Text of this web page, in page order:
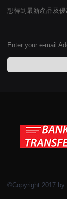
想得到最新產品及
Enter your e-mail
©Copyright 2017 by